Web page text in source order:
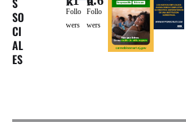
SO
CI
AL
ES
Follo
wers
Follo
wers